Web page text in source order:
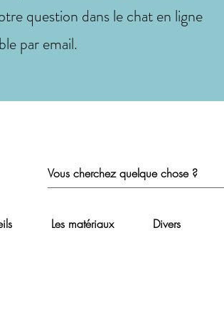
question dans le chat en ligne
par email.
Les matériaux Divers